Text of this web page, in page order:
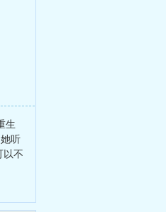
生
听
以不